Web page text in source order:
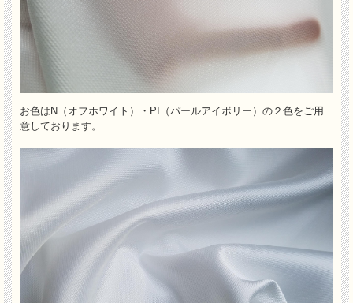
お色はN（オフホワイト）・PI（パールアイボリー）の２色をご用
意しております。